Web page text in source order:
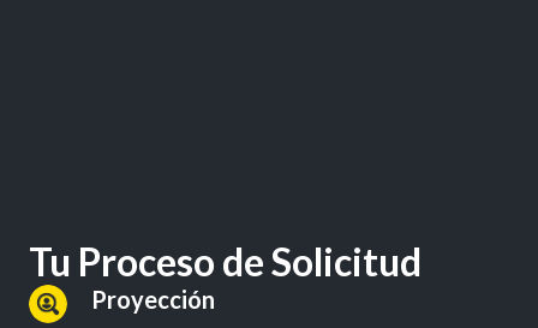
Tu Proceso de Solicitud
Proyección